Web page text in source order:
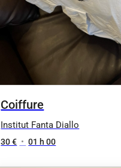
Coiffure
Institut Fanta Diallo
30 € • 01 h 00